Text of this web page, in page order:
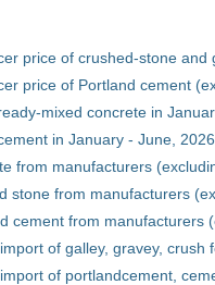
price of crushed-stone and
price of Portland cement
mixed concrete in
in January - June, 2026
from manufacturers
stone from manufacturers
cement from manufacturers
of galley, gravey,
of portlandcement,